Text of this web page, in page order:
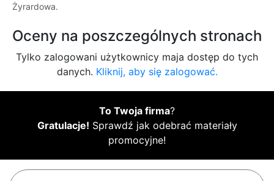
Żyrardowa.
Oceny na poszczególnych stronach
Tylko zalogowani użytkownicy maja dostęp do tych
danych. Kliknij, aby się zalogować.
To Twoja firma?
Gratulacje! Sprawdź jak odebrać materiały
promocyjne!